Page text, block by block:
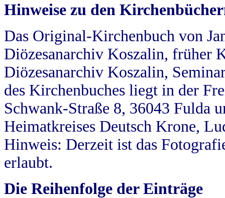
Hinweise zu den
Das Original-Kirchenbuch von
Diözesanarchiv Koszalin, früher
Diözesanarchiv Koszalin,
des Kirchenbuches liegt in der
Schwank-Straße 8, 36043 Fulda
Heimatkreises Deutsch Krone,
Hinweis: Derzeit ist das
erlaubt.
Die Reihenfolge der Einträge